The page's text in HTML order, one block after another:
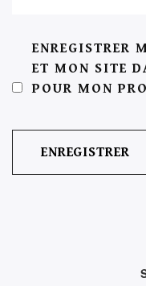
ENREGISTRER
ET MON SITE
POUR MON